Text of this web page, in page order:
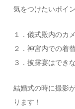
気をつけたいポイ
１．儀式殿内のカ
２．神宮内での着
３．披露宴はでき
結婚式の時に撮影
ります！